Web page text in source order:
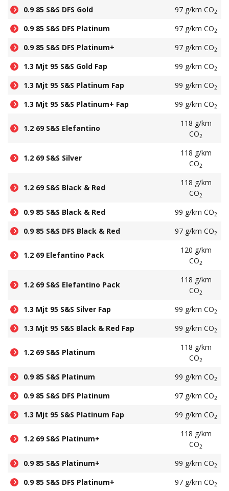
0.9 85 S&S DFS Gold 97 g/km CO2
0.9 85 S&S DFS Platinum 97 g/km CO2
0.9 85 S&S DFS Platinum+ 97 g/km CO2
1.3 Mjt 95 S&S Gold Fap 99 g/km CO2
1.3 Mjt 95 S&S Platinum Fap 99 g/km CO2
1.3 Mjt 95 S&S Platinum+ Fap 99 g/km CO2
1.2 69 S&S Elefantino
118 g/km
CO2
1.2 69 S&S Silver
118 g/km
CO2
1.2 69 S&S Black & Red
118 g/km
CO2
0.9 85 S&S Black & Red 99 g/km CO2
0.9 85 S&S DFS Black & Red 97 g/km CO2
1.2 69 Elefantino Pack
120 g/km
CO2
1.2 69 S&S Elefantino Pack
118 g/km
CO2
1.3 Mjt 95 S&S Silver Fap 99 g/km CO2
1.3 Mjt 95 S&S Black & Red Fap 99 g/km CO2
1.2 69 S&S Platinum
118 g/km
CO2
0.9 85 S&S Platinum 99 g/km CO2
0.9 85 S&S DFS Platinum 97 g/km CO2
1.3 Mjt 95 S&S Platinum Fap 99 g/km CO2
1.2 69 S&S Platinum+
118 g/km
CO2
0.9 85 S&S Platinum+ 99 g/km CO2
0.9 85 S&S DFS Platinum+ 97 g/km CO2